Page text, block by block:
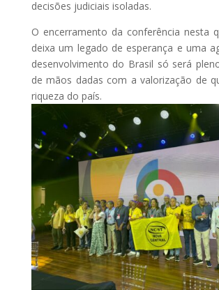
decisões judiciais isoladas.
O encerramento da conferência nesta
deixa um legado de esperança e uma
desenvolvimento do Brasil só será
de mãos dadas com a valorização de
riqueza do país.